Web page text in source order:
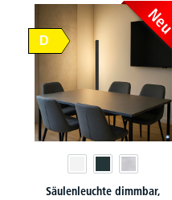
D
Neu
Säulenleuchte dimmbar,